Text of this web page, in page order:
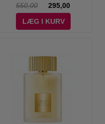
550,00
295,00
LÆG I KURV